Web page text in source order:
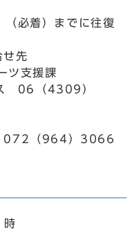
必着）までに往復
先
ツ支援課
06（4309）
072（964）3066
時